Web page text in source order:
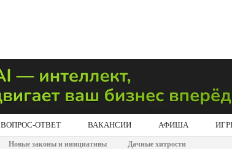
ВОПРОС-ОТВЕТ ВАКАНСИИ АФИША
Новые законы и инициативы Дачные хитрости